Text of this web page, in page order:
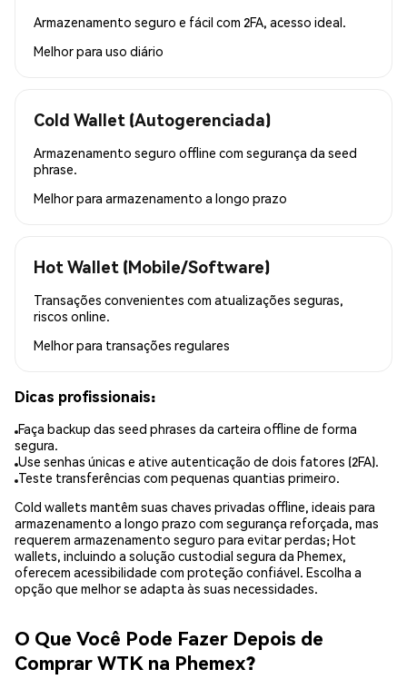
Armazenamento seguro e fácil com 2FA, acesso ideal.
Melhor para uso diário
Cold Wallet (Autogerenciada)
Armazenamento seguro offline com segurança da seed
phrase.
Melhor para armazenamento a longo prazo
Hot Wallet (Mobile/Software)
Transações convenientes com atualizações seguras,
riscos online.
Melhor para transações regulares
Dicas profissionais:
Faça backup das seed phrases da carteira offline de forma
segura.
Use senhas únicas e ative autenticação de dois fatores (2FA).
Teste transferências com pequenas quantias primeiro.
Cold wallets mantêm suas chaves privadas offline, ideais para
armazenamento a longo prazo com segurança reforçada, mas
requerem armazenamento seguro para evitar perdas; Hot
wallets, incluindo a solução custodial segura da Phemex,
oferecem acessibilidade com proteção confiável. Escolha a
opção que melhor se adapta às suas necessidades.
O Que Você Pode Fazer Depois de
Comprar WTK na Phemex?